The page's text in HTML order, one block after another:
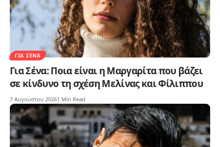
ΓΙΑ ΣΈΝΑ
Για Σένα: Ποια είναι η Μαργαρίτα που βάζει
σε κίνδυνο τη σχέση Μελίνας και Φίλιππου
7 Αυγούστου 20261 Min Read